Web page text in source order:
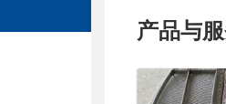
产品与